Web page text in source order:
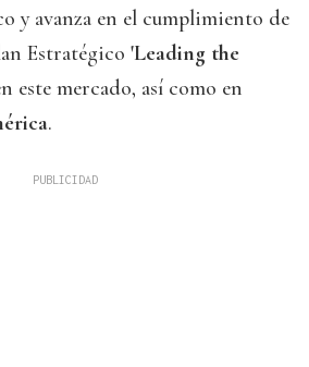
y avanza en el cumplimiento de
Estratégico 'Leading the
este mercado, así como en
.